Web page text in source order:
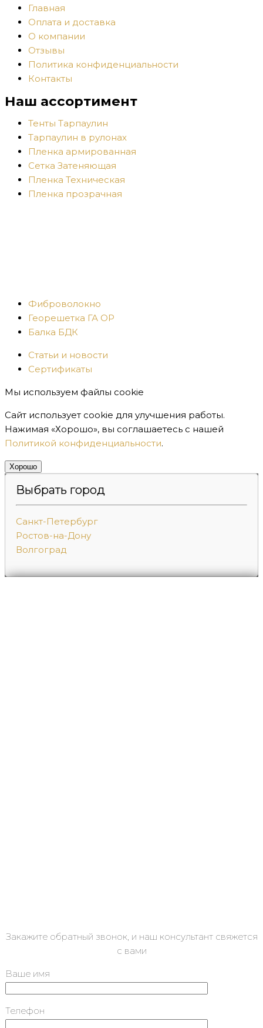
Главная
Оплата и доставка
О компании
Отзывы
Политика конфиденциальности
Контакты
Наш ассортимент
Тенты Тарпаулин
Тарпаулин в рулонах
Пленка армированная
Сетка Затеняющая
Пленка Техническая
Пленка прозрачная
Фиброволокно
Георешетка ГА ОР
Балка БДК
Статьи и новости
Сертификаты
Мы используем файлы cookie
Сайт использует cookie для улучшения работы.
Нажимая «Хорошо», вы соглашаетесь с нашей
Политикой конфиденциальности.
Хорошо
Выбрать город
Санкт-Петербург
Ростов-на-Дону
Волгоград
Закажите обратный звонок, и наш консультант свяжется
с вами
Ваше имя
Телефон